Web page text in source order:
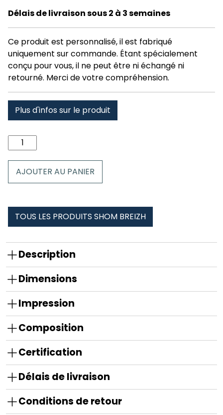
Délais de livraison sous 2 à 3 semaines
Ce produit est personnalisé, il est fabriqué
uniquement sur commande. Étant spécialement
conçu pour vous, il ne peut être ni échangé ni
retourné. Merci de votre compréhension.
Plus d'infos sur le produit
quantité
de
Shom
AJOUTER AU PANIER
TOUS LES PRODUITS SHOM BREIZH
Description
Dimensions
Impression
Composition
Certification
Délais de livraison
Conditions de retour